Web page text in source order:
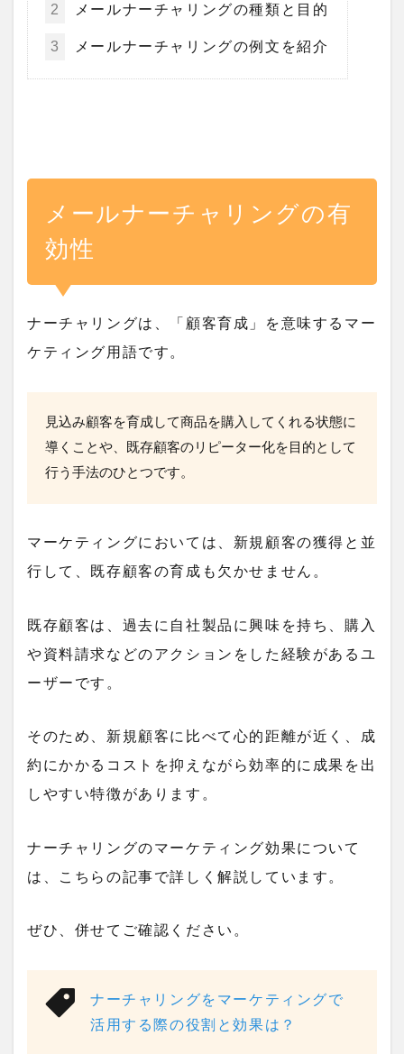
2 メールナーチャリングの種類と目的
3 メールナーチャリングの例文を紹介
メールナーチャリングの有
効性
ナーチャリングは、「 顧客育成 」を意味するマー
ケティング用語です。
見込み顧客を育成して商品を購入してくれる状態に
導くことや、既存顧客のリピーター化を目的として
行う手法のひとつです。
マーケティングにおいては、新規顧客の獲得と並
行して、既存顧客の育成も欠かせません。
既存顧客は、過去に自社製品に興味を持ち、購入
や資料請求などのアクションをした経験があるユ
ーザーです。
そのため、新規顧客に比べて心的距離が近く、成
約にかかるコストを抑えながら効率的に成果を出
しやすい特徴があります。
ナーチャリングのマーケティング効果について
は、こちらの記事で詳しく解説しています。
ぜひ、併せてご確認ください。
ナーチャリングをマーケティングで
活用する際の役割と効果は？